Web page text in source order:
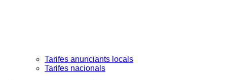
Tarifes anunciants locals
Tarifes nacionals